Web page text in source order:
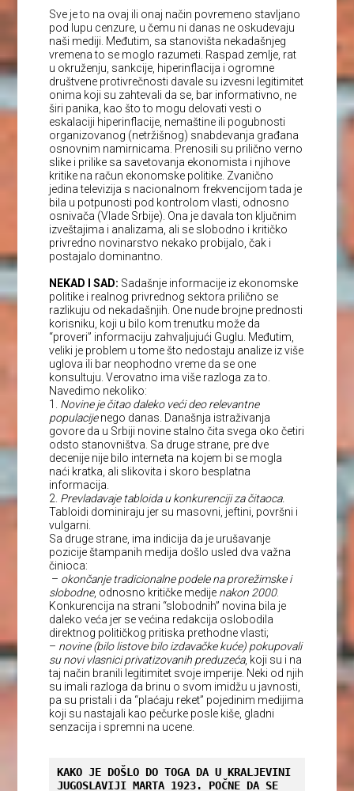
Sve je to na ovaj ili onaj način povremeno stavljano
pod lupu cenzure, u čemu ni danas ne oskudevaju
naši mediji. Međutim, sa stanovišta nekadašnjeg
vremena to se moglo razumeti. Raspad zemlje, rat
u okruženju, sankcije, hiperinflacija i ogromne
društvene protivrečnosti davale su izvesni legitimitet
onima koji su zahtevali da se, bar informativno, ne
širi panika, kao što to mogu delovati vesti o
eskalaciji hiperinflacije, nemaštine ili pogubnosti
organizovanog (netržišnog) snabdevanja građana
osnovnim namirnicama. Prenosili su prilično verno
slike i prilike sa savetovanja ekonomista i njihove
kritike na račun ekonomske politike. Zvanično
jedina televizija s nacionalnom frekvencijom tada je
bila u potpunosti pod kontrolom vlasti, odnosno
osnivača (Vlade Srbije). Ona je davala ton ključnim
izveštajima i analizama, ali se slobodno i kritičko
privredno novinarstvo nekako probijalo, čak i
postajalo dominantno.
NEKAD I SAD: Sadašnje informacije iz ekonomske
politike i realnog privrednog sektora prilično se
razlikuju od nekadašnjih. One nude brojne prednosti
korisniku, koji u bilo kom trenutku može da
“proveri” informaciju zahvaljujući Guglu. Međutim,
veliki je problem u tome što nedostaju analize iz više
uglova ili bar neophodno vreme da se one
konsultuju. Verovatno ima više razloga za to.
Navedimo nekoliko:
1. Novine je čitao daleko veći deo relevantne
populacijenego danas. Današnja istraživanja
govore da u Srbiji novine stalno čita svega oko četiri
odsto stanovništva. Sa druge strane, pre dve
decenije nije bilo interneta na kojem bi se mogla
naći kratka, ali slikovita i skoro besplatna
informacija.
2. Prevladavaje tabloida u konkurenciji za čitaoca.
Tabloidi dominiraju jer su masovni, jeftini, površni i
vulgarni.
Sa druge strane, ima indicija da je urušavanje
pozicije štampanih medija došlo usled dva važna
činioca:
– okončanje tradicionalne podele na prorežimske i
slobodne, odnosno kritičke medije nakon 2000.
Konkurencija na strani “slobodnih” novina bila je
daleko veća jer se većina redakcija oslobodila
direktnog političkog pritiska prethodne vlasti;
– novine (bilo listove bilo izdavačke kuće) pokupovali
su novi vlasnici privatizovanih preduzeća, koji su i na
taj način branili legitimitet svoje imperije. Neki od njih
su imali razloga da brinu o svom imidžu u javnosti,
pa su pristali i da “plaćaju reket” pojedinim medijima
koji su nastajali kao pečurke posle kiše, gladni
senzacija i spremni na ucene.
KAKO JE DOŠLO DO TOGA DA U KRALJEVINI
JUGOSLAVIJI MARTA 1923. POČNE DA SE